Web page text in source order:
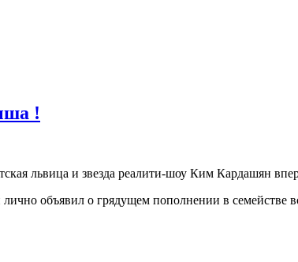
!
львица и звезда реалити-шоу Ким Кардашян
объявил о грядущем пополнении в семействе